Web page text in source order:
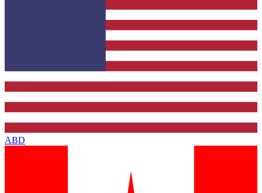
ABD